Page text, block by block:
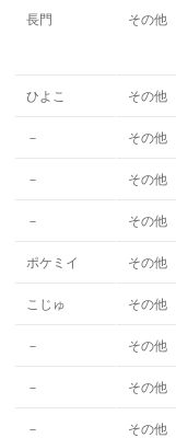
長門 その他
ひよこ その他
－ その他
－ その他
－ その他
ポケミイ その他
こじゅ その他
－ その他
－ その他
－ その他